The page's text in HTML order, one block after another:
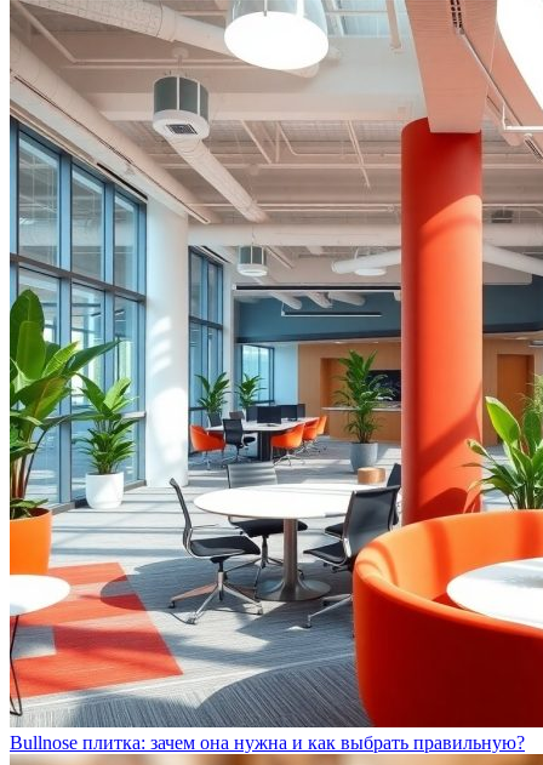
Bullnose плитка: зачем она нужна и как выбрать правильную?